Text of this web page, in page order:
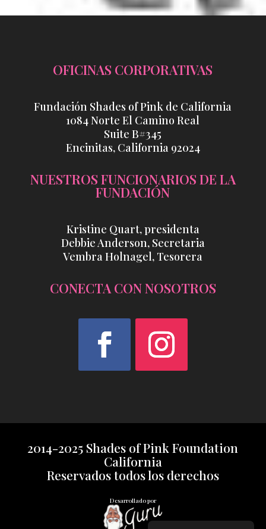
OFICINAS CORPORATIVAS
Fundación Shades of Pink de California
1084 Norte El Camino Real
Suite B#345
Encinitas, California 92024
NUESTROS FUNCIONARIOS DE LA
FUNDACIÓN
Kristine Quart, presidenta
Debbie Anderson, Secretaria
Vembra Holnagel, Tesorera
CONECTA CON NOSOTROS
2014-2025 Shades of Pink Foundation
California
Reservados todos los derechos
Desarrollado por